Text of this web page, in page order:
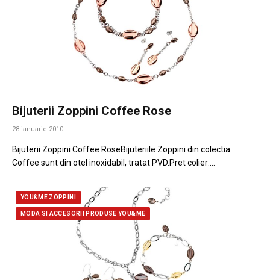
Bijuterii Zoppini Coffee Rose
28 ianuarie 2010
Bijuterii Zoppini Coffee RoseBijuteriile Zoppini din colectia
Coffee sunt din otel inoxidabil, tratat PVD.Pret colier:…
YOU&ME ZOPPINI
MODA SI ACCESORII PRODUSE YOU&ME